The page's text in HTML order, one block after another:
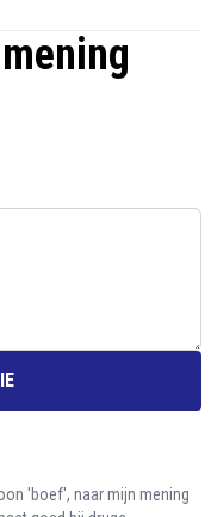
'boef', naar mijn mening